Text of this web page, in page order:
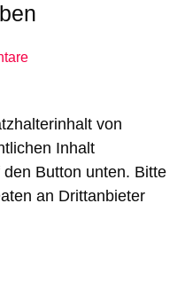
von
Inhalt
Button unten. Bitte
an Drittanbieter